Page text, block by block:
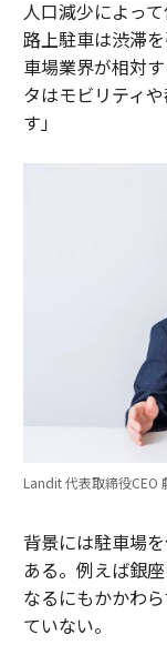
人口減少によっ
路上駐車は渋滞
車場業界が相対
タはモビリティ
す」
Landit 代表取締役CEO
背景には駐車場
ある。例えば銀
なるにもかかわ
ていない。